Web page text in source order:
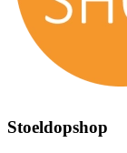
Stoeldopshop